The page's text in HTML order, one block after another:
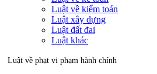
Luật về kiểm toán
Luật xây dựng
Luật đất đai
Luật khác
Luật về phạt vi phạm hành chính